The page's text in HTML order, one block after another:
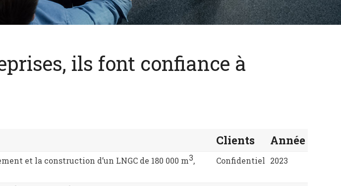
ils font confiance à
Clients Année
et la construction d’un LNGC de 180 000 m3,
Confidentiel 2023